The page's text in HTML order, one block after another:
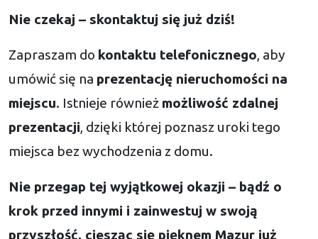
Nie czekaj – skontaktuj się już dziś!
Zapraszam do kontaktu telefonicznego, aby
umówić się na prezentację nieruchomości na
miejscu. Istnieje również możliwość zdalnej
prezentacji, dzięki której poznasz uroki tego
miejsca bez wychodzenia z domu.
Nie przegap tej wyjątkowej okazji – bądź o
krok przed innymi i zainwestuj w swoją
przyszłość, ciesząc się pięknem Mazur już